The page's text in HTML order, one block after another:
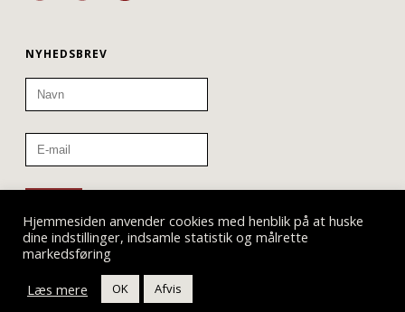
NYHEDSBREV
Teatret ved Sorte Hest © 2019
Hjemmesiden anvender cookies med henblik på at huske
dine indstillinger, indsamle statistik og målrette
markedsføring
Læs mere
OK Afvis